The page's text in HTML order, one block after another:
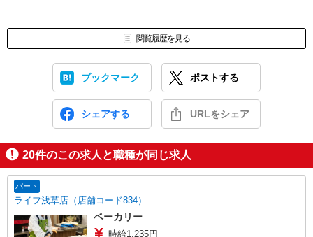
閲覧履歴を見る
ブックマーク ポストする
シェアする URLをシェア
20件のこの求人と職種が同じ求人
パート
ライフ浅草店（店舗コード834）
ベーカリー
時給1,235円